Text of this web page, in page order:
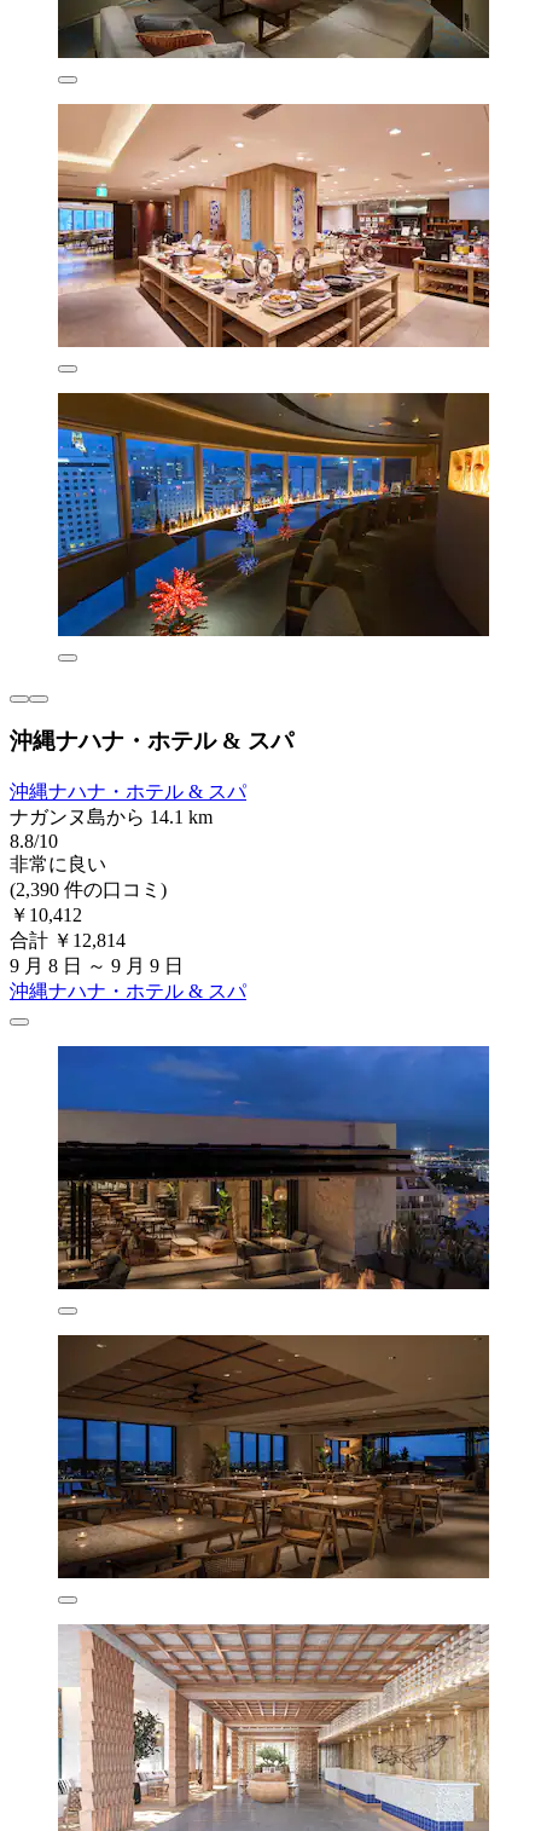
沖縄ナハナ・ホテル & スパ
沖縄ナハナ・ホテル & スパ
ナガンヌ島から 14.1 km
8.8/10
非常に良い
(2,390 件の口コミ)
￥10,412
合計 ￥12,814
9 月 8 日 ～ 9 月 9 日
沖縄ナハナ・ホテル & スパ